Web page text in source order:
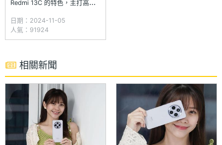
Redmi 13C 的特色，主打高性
配色，以滿足消費者對大螢幕且
平價手機的需求。Redmi 14C
歷來最大螢幕手機，並通過
日期：2024-11-05
人氣：91924
相關新聞